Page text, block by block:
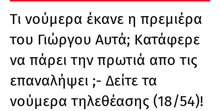
Τι νούμερα έκανε η πρεμιέρα
του Γιώργου Αυτά; Κατάφερε
να πάρει την πρωτιά απο τις
επαναλήψει ;- Δείτε τα
νούμερα τηλεθέασης (18/54)!